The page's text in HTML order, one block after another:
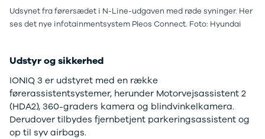
Privatleasing
Tilbud
Anmeldelser
Privatleasing
Tilbud
Scenic
Electric
Modeller
Transit 350
L4 Chassis
L2 Van
E-Transit 350
L3 Van
Tourneo
Custom 320S
Tourneo
Udsynet fra førersædet i N-Line-udgaven med røde syninger. Her
ses det nye infotainmentsystem Pleos Connect. Foto: Hyundai
Udstyr og sikkerhed
IONIQ 3 er udstyret med en række
førerassistentsystemer, herunder Motorvejsassistent 2
(HDA2), 360-graders kamera og blindvinkelkamera.
Derudover tilbydes fjernbetjent parkeringsassistent og
op til syv airbags.